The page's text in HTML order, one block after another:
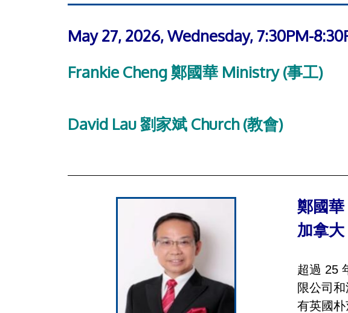
May 27, 2026, Wednesday, 7:30PM-
Frankie Cheng 鄭國華 Ministry (事工)
David Lau 劉家斌 Church (教會)
鄭國華
加拿
超過 25
限公司
有英國